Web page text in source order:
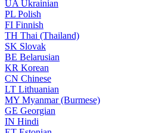
UA Ukrainian
PL Polish
FI Finnish
TH Thai (Thailand)
SK Slovak
BE Belarusian
KR Korean
CN Chinese
LT Lithuanian
MY Myanmar (Burmese)
GE Georgian
IN Hindi